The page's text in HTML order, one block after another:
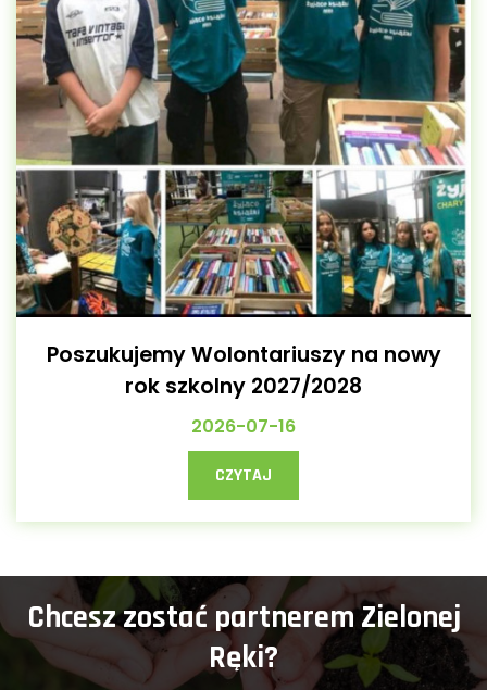
Poszukujemy Wolontariuszy na nowy
rok szkolny 2027/2028
2026-07-16
CZYTAJ
Chcesz zostać partnerem Zielonej
Ręki?